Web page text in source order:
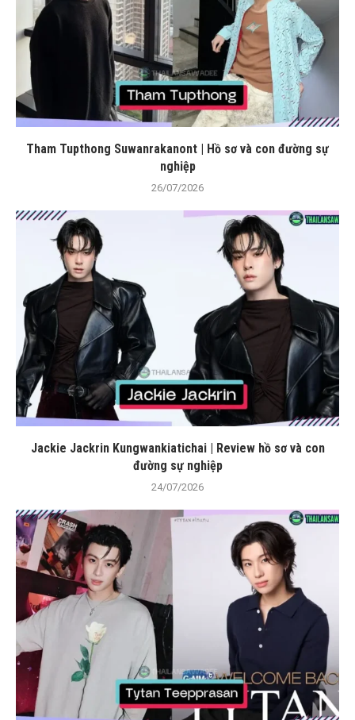
Tham Tupthong Suwanrakanont | Hồ sơ và con đường sự
nghiệp
26/07/2026
Jackie Jackrin Kungwankiatichai | Review hồ sơ và con
đường sự nghiệp
24/07/2026